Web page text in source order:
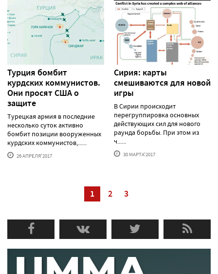
Турция бомбит
курдских коммунистов.
Они просят США о
защите
Турецкая армия в последние
несколько суток активно
бомбит позиции вооруженных
курдских коммунистов,......
26 АПРЕЛЯ'2017
Сирия: карты
смешиваются для новой
игры
В Сирии происходит
перегруппировка основных
действующих сил для нового
раунда борьбы. При этом из
ч......
30 МАРТА'2017
1 2 3